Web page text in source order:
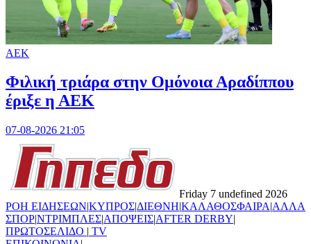
ΑΕΚ
Φιλική τριάρα στην Ομόνοια Αραδίππου
έριξε η ΑΕΚ
07-08-2026 21:05
Friday 7 undefined 2026
ΡΟΗ ΕΙΔΗΣΕΩΝ|ΚΥΠΡΟΣ|ΔΙΕΘΝΗ|ΚΑΛΑΘΟΣΦΑΙΡΑ|ΑΛΛΑ
ΣΠΟΡ|ΝΤΡΙΜΠΛΕΣ|ΑΠΟΨΕΙΣ|AFTER DERBY|
ΠΡΩΤΟΣΕΛΙΔΟ | TV